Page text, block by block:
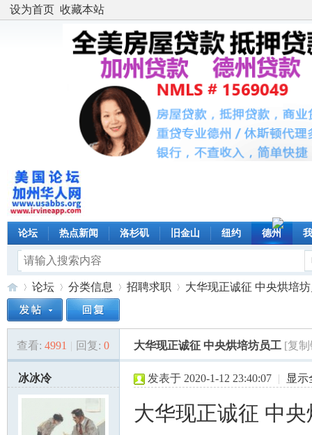
设为首页 收藏本站
论坛 热点新闻 洛杉矶 旧金山 纽约 德州
美»
论坛
›
分类信息 招聘求职
›
大华现正诚征 中央烘培
查看: 4991 | 回复: 0 大华现正诚征 中央烘培坊员工 [复
冰冰冷 发表于 2020-1-12 23:40:07 | 显示
大华现正诚征 中